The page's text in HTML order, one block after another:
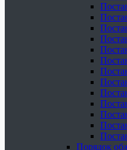
Порядок